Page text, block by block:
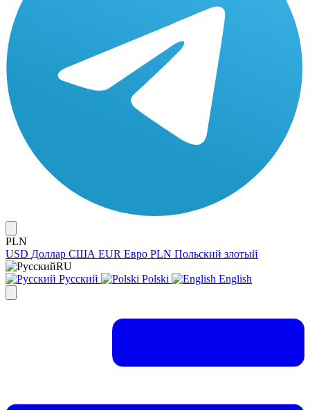
PLN
USD Доллар США EUR Евро PLN Польский злотый
RU
Русский
Polski English